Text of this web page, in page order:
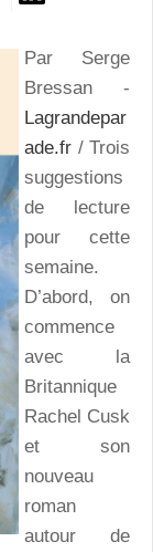
Par Serge
Bressan -
Lagrandepar
ade.fr / Trois
suggestions
de lecture
pour cette
semaine.
D’abord, on
commence
avec la
Britannique
Rachel Cusk
et son
nouveau
roman
autour de